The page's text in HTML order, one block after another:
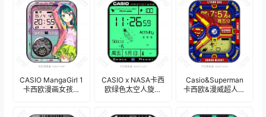
CASIO MangaGirl 1
卡西欧漫画女孩精
CASIO x NASA卡西
欧绿色太空人旋转
Casio&Superman
卡西欧&漫威超人联